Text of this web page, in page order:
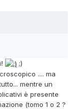
;)
.... ma
mentre un
è presente
(tomo 1 o 2 ?